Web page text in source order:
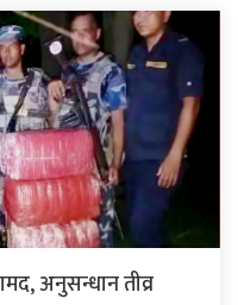
अनुसन्धान तीव्र